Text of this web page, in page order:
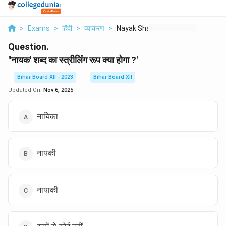
> Exams > हिंदी > व्याकरण > Nayak Shabd Ka Stril...
Question.
''नायक' शब्द का स्त्रीलिंग रूप क्या होगा ?'
Bihar Board XII - 2023
Bihar Board XII
Updated On: Nov 6, 2025
नायिका
नायकी
नायाकी